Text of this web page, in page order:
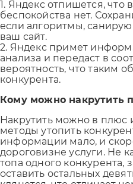
1. Яндекс отпишется, что
беспокойства нет.
если алгоритмы,
ваш сайт.
2. Яндекс примет
анализа и передаст в
вероятность, что таким
конкурента.
Кому можно накрутить
Накрутить можно в
методы утопить
информации мало, и
дороговизне услуги. Не
топа одного конкурента,
оставить остальных